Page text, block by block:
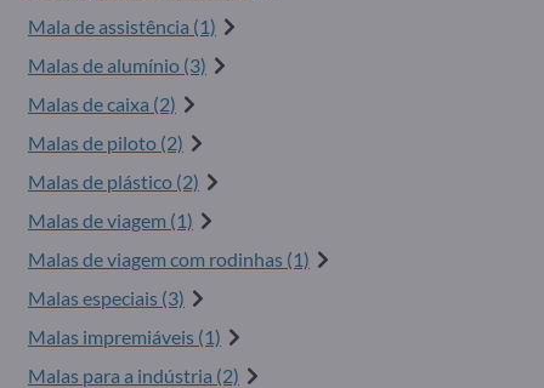
Mala de assistência (1)
Malas de alumínio (3)
Malas de caixa (2)
Malas de piloto (2)
Malas de plástico (2)
Malas de viagem (1)
Malas de viagem com rodinhas (1)
Malas especiais (3)
Malas impremiáveis (1)
Malas para a indústria (2)